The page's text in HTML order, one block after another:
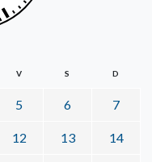
V S D
5 6 7
12 13 14